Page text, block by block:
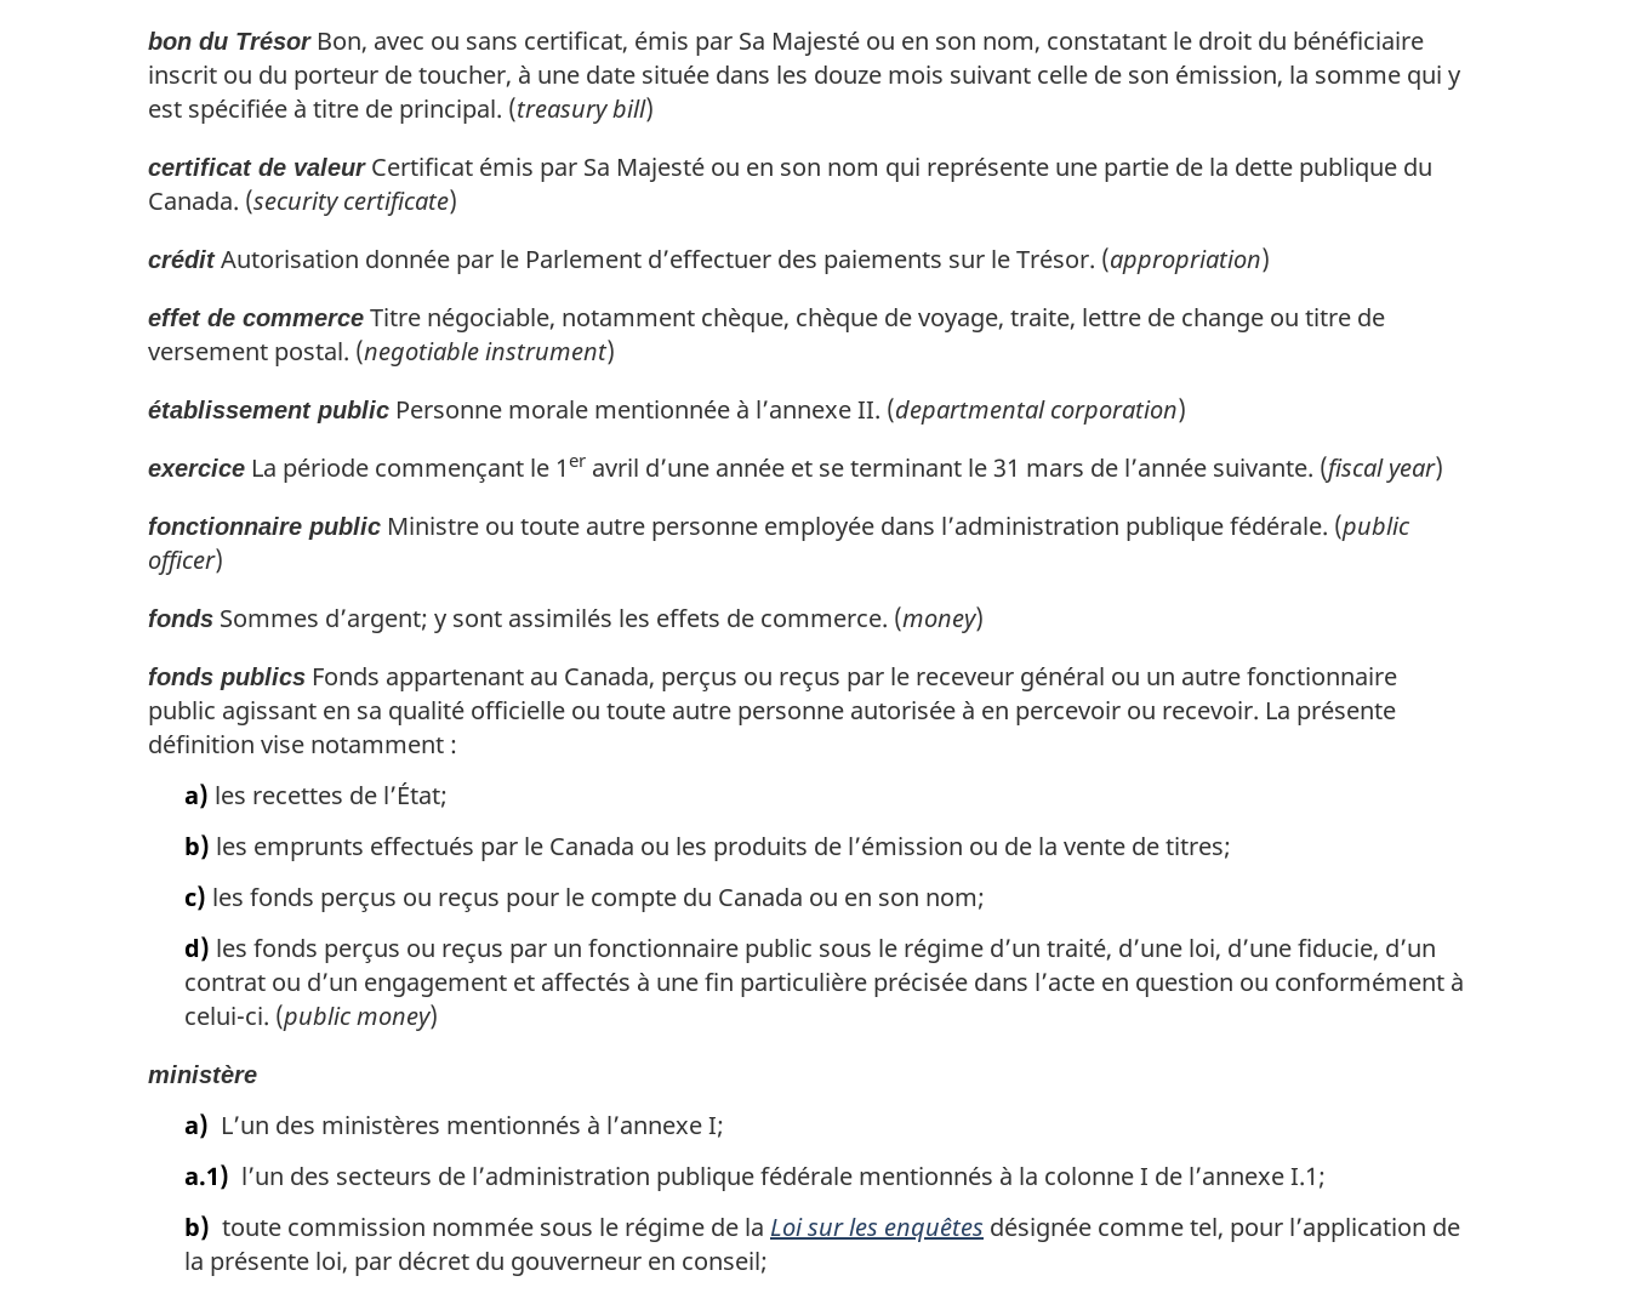
bon du TrésorBon, avec ou sans certificat, émis par Sa Majesté ou en son nom, constatant le droit du bénéficiaire
inscrit ou du porteur de toucher, à une date située dans les douze mois suivant celle de son émission, la somme qui y
est spécifiée à titre de principal. (treasury bill)
certificat de valeurCertificat émis par Sa Majesté ou en son nom qui représente une partie de la dette publique du
Canada. (security certificate)
créditAutorisation donnée par le Parlement d’effectuer des paiements sur le Trésor. (appropriation)
effet de commerce Titre négociable, notamment chèque, chèque de voyage, traite, lettre de change ou titre de
versement postal. (negotiable instrument)
établissement public Personne morale mentionnée à l’annexe II. (departmental corporation)
exercice La période commençant le 1 er avril d’une année et se terminant le 31 mars de l’année suivante. (fiscal year)
fonctionnaire public Ministre ou toute autre personne employée dans l’administration publique fédérale. (public
officer)
fonds Sommes d’argent; y sont assimilés les effets de commerce. (money)
fonds publics Fonds appartenant au Canada, perçus ou reçus par le receveur général ou un autre fonctionnaire
public agissant en sa qualité officielle ou toute autre personne autorisée à en percevoir ou recevoir. La présente
définition vise notamment :
a) les recettes de l’État;
b) les emprunts effectués par le Canada ou les produits de l’émission ou de la vente de titres;
c) les fonds perçus ou reçus pour le compte du Canada ou en son nom;
d) les fonds perçus ou reçus par un fonctionnaire public sous le régime d’un traité, d’une loi, d’une fiducie, d’un
contrat ou d’un engagement et affectés à une fin particulière précisée dans l’acte en question ou conformément à
celui-ci. (public money)
ministère
a) L’un des ministères mentionnés à l’annexe I;
a.1) l’un des secteurs de l’administration publique fédérale mentionnés à la colonne I de l’annexe I.1;
b) toute commission nommée sous le régime de la Loi sur les enquêtes désignée comme tel, pour l’application de
la présente loi, par décret du gouverneur en conseil;